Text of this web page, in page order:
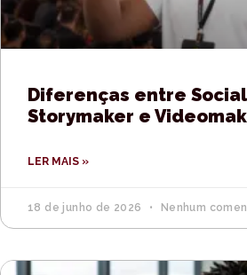
Diferenças entre
Storymaker e
LER MAIS »
18 de junho de 2026 Nenhum